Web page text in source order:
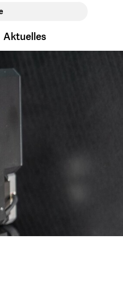
Aktuelles